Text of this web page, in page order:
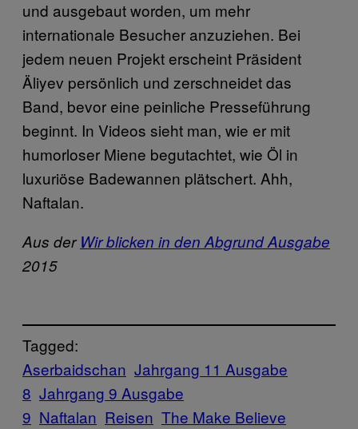
und ausgebaut worden, um mehr
internationale Besucher anzuziehen. Bei
jedem neuen Projekt erscheint Präsident
Äliyev persönlich und zerschneidet das
Band, bevor eine peinliche Presseführung
beginnt. In Videos sieht man, wie er mit
humorloser Miene begutachtet, wie Öl in
luxuriöse Badewannen plätschert. Ahh,
Naftalan.
Aus derWir blicken in den Abgrund Ausgabe
2015
Tagged:
Aserbaidschan Jahrgang 11 Ausgabe
8 Jahrgang 9 Ausgabe
9 Naftalan Reisen The Make Believe